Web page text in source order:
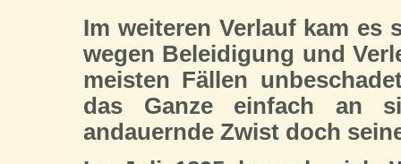
Im weiteren Verlauf kam es
wegen Beleidigung und
meisten Fällen
das Ganze einfach an
andauernde Zwist doch